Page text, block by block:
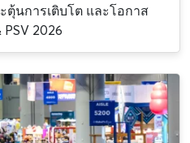
นการเติบโต และโอกาส
2026